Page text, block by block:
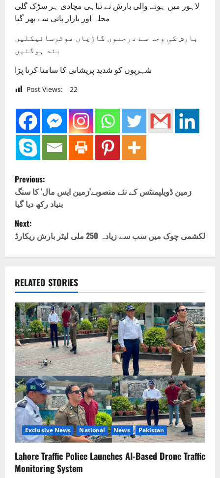
لاہور میں ہونے والی بارش نے تباہی مچادی ہر سڑک گلی
محلہ اور بازار پانی سے بھر گیا
بارش کی وجہ سے درجنوں گاڑیاں موٹرسائیکلیں
بند ہوگئیں
شہریوں کو شدید پریشانی کا سامنا کرنا پڑا
Post Views: 22
P
o
s
t
n
a
v
i
g
a
t
i
o
n
Previous:
زمین ڈویلپمنٹس کے نئے منصوبے’زمین ایس مال‘ کا سنگ
بنیاد رکھ دیا گیا
Next:
لکشمی چوک میں سب سے زیادہ 250 ملی لیٹر بارش ریکارڈ
RELATED STORIES
Exclusive News National News Pakistan
Lahore Traffic Police Launches AI-Based Drone Traffic
Monitoring System